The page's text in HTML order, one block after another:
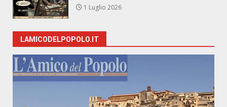
1 Luglio 2026
LAMICODELPOPOLO.IT